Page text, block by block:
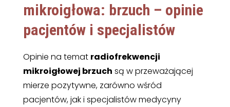
mikroigłowa: brzuch – opinie
pacjentów i specjalistów
Opinie na temat radiofrekwencji
mikroigłowej brzuch są w przeważającej
mierze pozytywne, zarówno wśród
pacjentów, jak i specjalistów medycyny